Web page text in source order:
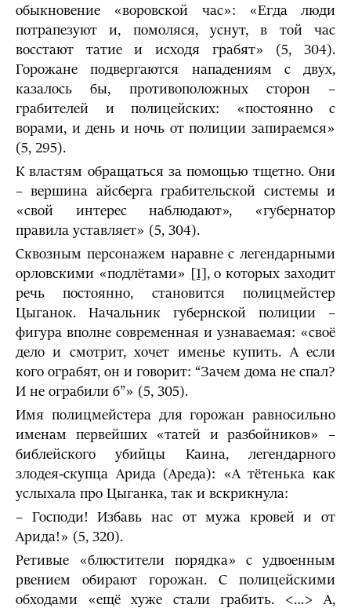
обыкновение «воровской час»: «Егда люди
потрапезуют и, помоляся, уснут, в той час
восстают татие и исходя грабят» (5, 304).
Горожане подвергаются нападениям с двух,
казалось бы, противоположных сторон –
грабителей и полицейских: «постоянно с
ворами, и день и ночь от полиции запираемся»
(5, 295).
К властям обращаться за помощью тщетно. Они
– вершина айсберга грабительской системы и
«свой интерес наблюдают», «губернатор
правила уставляет» (5, 304).
Сквозным персонажем наравне с легендарными
орловскими «подлётами» [1] , о которых заходит
речь постоянно, становится полицмейстер
Цыганок. Начальник губернской полиции –
фигура вполне современная и узнаваемая: «своё
дело и смотрит, хочет именье купить. А если
кого ограбят, он и говорит: “Зачем дома не спал?
И не ограбили б”» (5, 305).
Имя полицмейстера для горожан равносильно
именам первейших «татей и разбойников» –
библейского убийцы Каина, легендарного
злодея-скупца Арида (Ареда): «А тётенька как
услыхала про Цыганка, так и вскрикнула:
– Господи! Избавь нас от мужа кровей и от
Арида!» (5, 320).
Ретивые «блюстители порядка» с удвоенным
рвением обирают горожан. С полицейскими
обходами «ещё хуже стали грабить. <…> А,